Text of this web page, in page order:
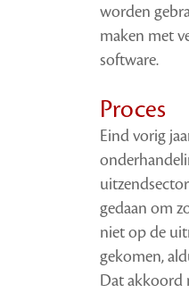
worden
maken met
software.
Proces
Eind vorig
gedaan om
niet op de
gekomen,
Dat akkoord